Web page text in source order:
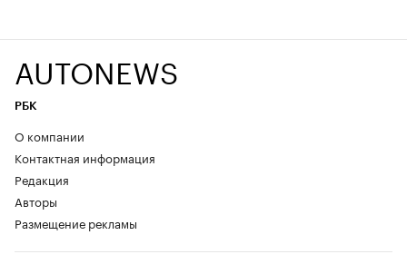
AUTONEWS
РБК
О компании
Контактная информация
Редакция
Авторы
Размещение рекламы